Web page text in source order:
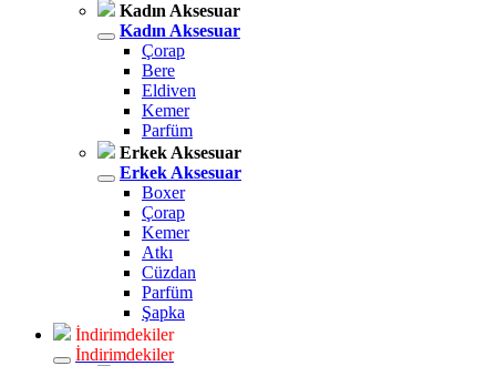
Kadın Aksesuar
Kadın Aksesuar
Çorap
Bere
Eldiven
Kemer
Parfüm
Erkek Aksesuar
Erkek Aksesuar
Boxer
Çorap
Kemer
Atkı
Cüzdan
Parfüm
Şapka
İndirimdekiler
İndirimdekiler